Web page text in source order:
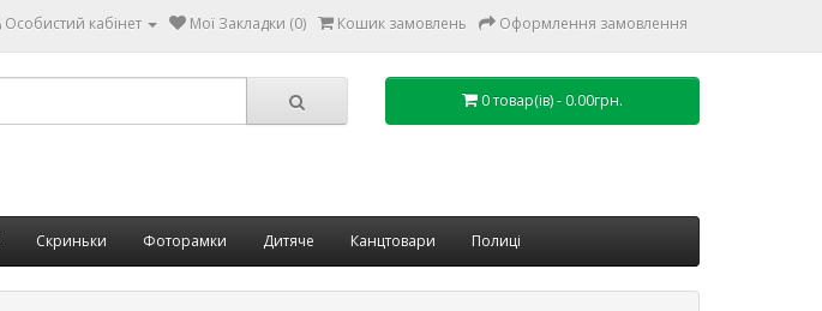
Особистий кабінет Мої Закладки (0) Кошик замовлень Оформлення замовлення
0 товар(ів) - 0.00грн.
Скриньки Фоторамки Дитяче Канцтовари Полиці